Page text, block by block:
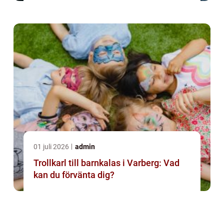
01 juli 2026 admin
Trollkarl till barnkalas i Varberg: Vad
kan du förvänta dig?